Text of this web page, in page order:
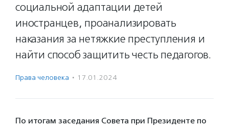
социальной адаптации детей
иностранцев, проанализировать
наказания за нетяжкие преступления и
найти способ защитить честь педагогов.
Права человека · 17.01.2024
По итогам заседания Совета при Президенте по